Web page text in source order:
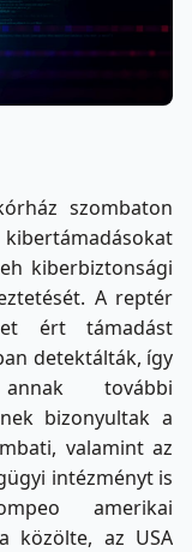
szombaton
kiberbiztonsági
A reptér
ért támadást
detektálták, így
további
bizonyultak a
valamint az
intézményt is
amerikai
közölte, az USA